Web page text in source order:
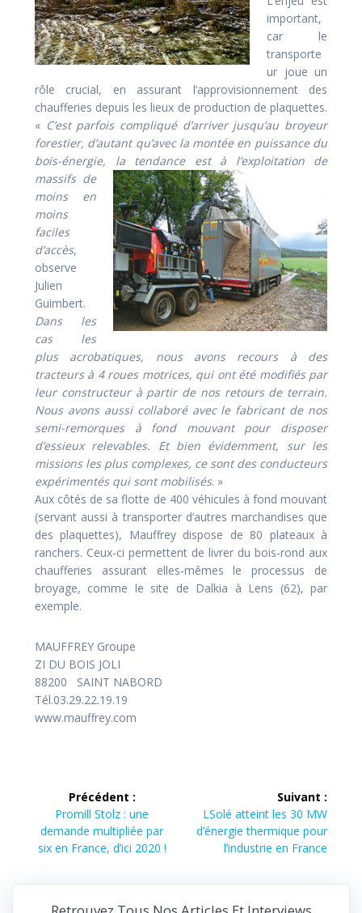
important,
car le
transporte
ur joue un
rôle crucial, en assurant l’approvisionnement des
chaufferies depuis les lieux de production de plaquettes.
« C’est parfois compliqué d’arriver jusqu’au broyeur
forestier, d’autant qu’avec la montée en puissance du
bois-énergie, la tendance est à l’exploitation de
massifs de
moins en
moins
faciles
d’accès,
observe
Julien
Guimbert.
Dans les
cas les
plus acrobatiques, nous avons recours à des
tracteurs à 4 roues motrices, qui ont été modifiés par
leur constructeur à partir de nos retours de terrain.
Nous avons aussi collaboré avec le fabricant de nos
semi-remorques à fond mouvant pour disposer
d’essieux relevables. Et bien évidemment, sur les
missions les plus complexes, ce sont des conducteurs
expérimentés qui sont mobilisés. »
Aux côtés de sa flotte de 400 véhicules à fond mouvant
(servant aussi à transporter d’autres marchandises que
des plaquettes), Mauffrey dispose de 80 plateaux à
ranchers. Ceux-ci permettent de livrer du bois-rond aux
chaufferies assurant elles-mêmes le processus de
broyage, comme le site de Dalkia à Lens (62), par
exemple.
MAUFFREY Groupe
ZI DU BOIS JOLI
88200 SAINT NABORD
Tél.03.29.22.19.19
www.mauffrey.com
Navigation
de
l’article
Précédent :
Article
précédent :
Promill Stolz : une
demande multipliée par
six en France, d’ici 2020 !
Suivant :
Article
suivant :
LSolé atteint les 30 MW
d’énergie thermique pour
l’industrie en France